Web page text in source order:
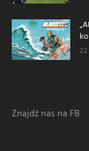
22
Znajdź nas na FB